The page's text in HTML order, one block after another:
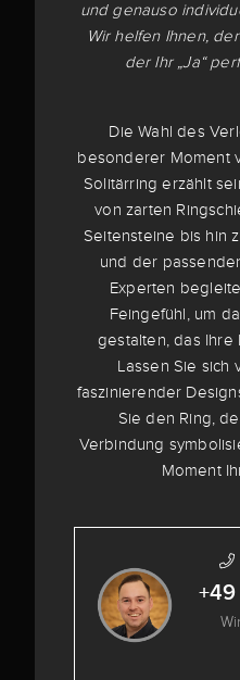
und genauso
Wir helfen Ihnen,
der Ihr „Ja“
Die Wahl des
besonderer Moment
Solitärring erzählt
von zarten
Seitensteine bis hin
und der
Experten
Feingefühl, um
gestalten, das
Lassen Sie sich
faszinierender
Sie den Ring,
Verbindung
Moment
+49